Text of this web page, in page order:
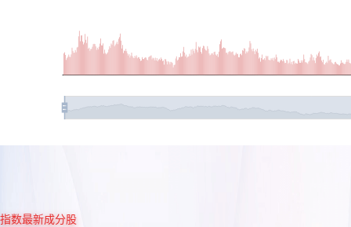
指数最新成分股